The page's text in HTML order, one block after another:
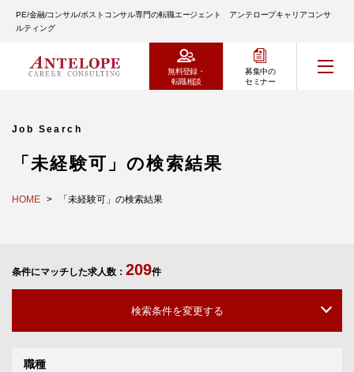
PE/金融/コンサル/ポストコンサル専門の転職エージェント アンテロープキャリアコンサ
ルティング
無料登録・
転職相談
募集中の
セミナー
Job Search
「未経験可」の検索結果
HOME 「未経験可」の検索結果
条件にマッチした求人数： 209件
検索条件を変更する
職種